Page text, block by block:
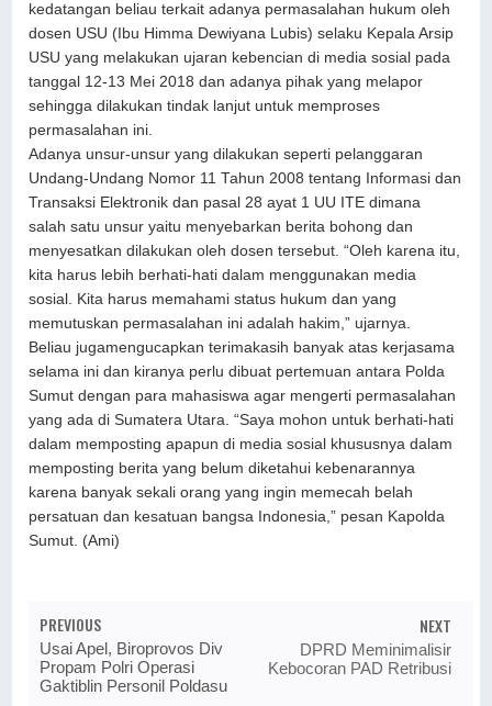
kedatangan beliau terkait adanya permasalahan hukum oleh
dosen USU (Ibu Himma Dewiyana Lubis) selaku Kepala Arsip
USU yang melakukan ujaran kebencian di media sosial pada
tanggal 12-13 Mei 2018 dan adanya pihak yang melapor
sehingga dilakukan tindak lanjut untuk memproses
permasalahan ini.
Adanya unsur-unsur yang dilakukan seperti pelanggaran
Undang-Undang Nomor 11 Tahun 2008 tentang Informasi dan
Transaksi Elektronik dan pasal 28 ayat 1 UU ITE dimana
salah satu unsur yaitu menyebarkan berita bohong dan
menyesatkan dilakukan oleh dosen tersebut. “Oleh karena itu,
kita harus lebih berhati-hati dalam menggunakan media
sosial. Kita harus memahami status hukum dan yang
memutuskan permasalahan ini adalah hakim,” ujarnya.
Beliau jugamengucapkan terimakasih banyak atas kerjasama
selama ini dan kiranya perlu dibuat pertemuan antara Polda
Sumut dengan para mahasiswa agar mengerti permasalahan
yang ada di Sumatera Utara. “Saya mohon untuk berhati-hati
dalam memposting apapun di media sosial khususnya dalam
memposting berita yang belum diketahui kebenarannya
karena banyak sekali orang yang ingin memecah belah
persatuan dan kesatuan bangsa Indonesia,” pesan Kapolda
Sumut. (Ami)
PREVIOUS
Usai Apel, Biroprovos Div
Propam Polri Operasi
Gaktiblin Personil Poldasu
NEXT
DPRD Meminimalisir
Kebocoran PAD Retribusi